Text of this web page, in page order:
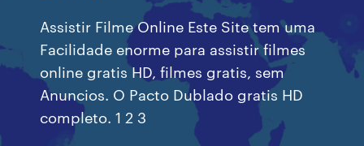
Assistir Filme Online Este Site tem uma
Facilidade enorme para assistir filmes
online gratis HD, filmes gratis, sem
Anuncios. O Pacto Dublado gratis HD
completo. 1 2 3